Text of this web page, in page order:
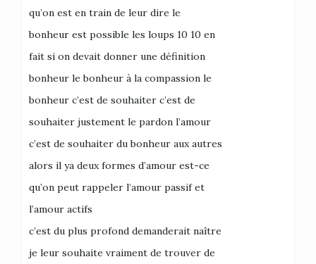
qu’on est en train de leur dire le
bonheur est possible les loups 10 10 en
fait si on devait donner une définition
bonheur le bonheur à la compassion le
bonheur c’est de souhaiter c’est de
souhaiter justement le pardon l’amour
c’est de souhaiter du bonheur aux autres
alors il ya deux formes d’amour est-ce
qu’on peut rappeler l’amour passif et
l’amour actifs
c’est du plus profond demanderait naître
je leur souhaite vraiment de trouver de